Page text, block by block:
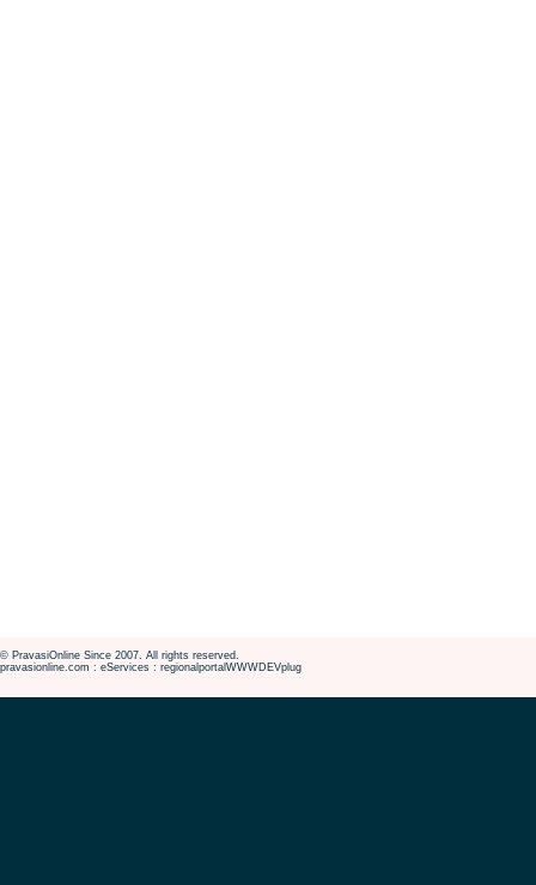
© PravasiOnline Since 2007. All rights reserved.
pravasionline.com : eServices : regionalportalWWWDEVplug